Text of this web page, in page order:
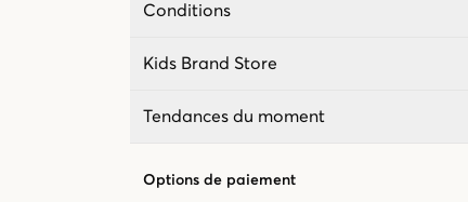
Conditions
Kids Brand Store
Tendances du moment
Options de paiement